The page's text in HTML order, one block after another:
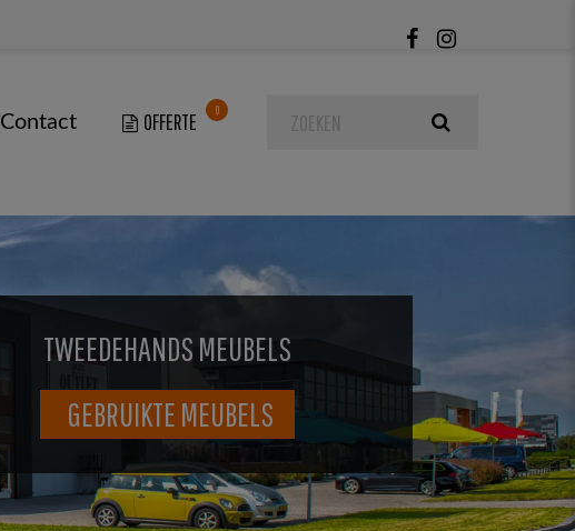
Contact
0
TWEEDEHANDS MEUBELS
GEBRUIKTE MEUBELS